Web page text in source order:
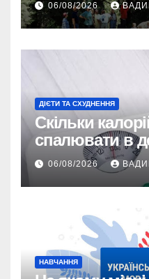
06/08/2026
ДІЄТИ ТА СХУДНЕННЯ
Скільки
спалювати в
TDEE і
06/08/2026
НАВЧАННЯ